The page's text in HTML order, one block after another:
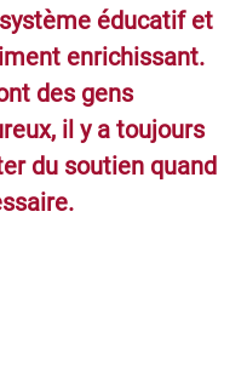
éducatif et
enrichissant.
des gens
il y a toujours
du soutien quand